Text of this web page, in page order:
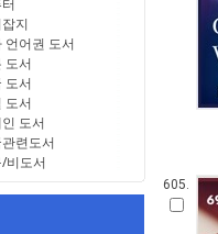
지
언어권 도서
도서
도서
도서
도서
련도서
비도서
605.